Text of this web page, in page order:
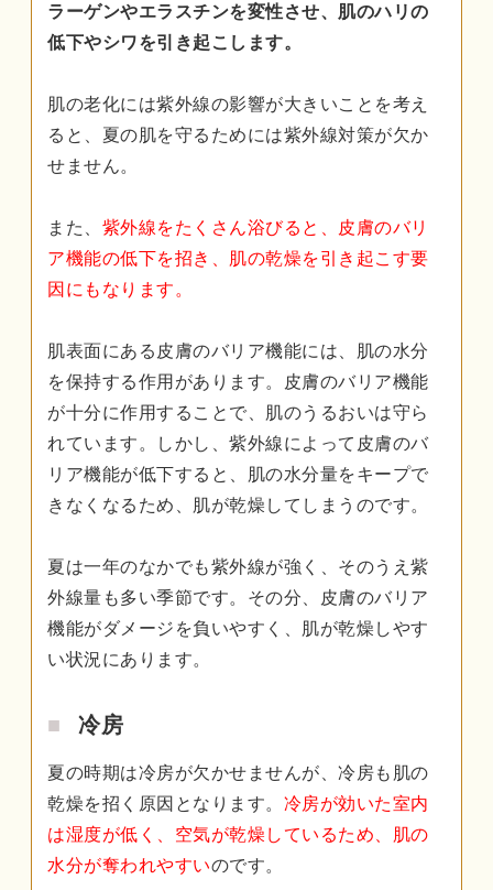
ラーゲンやエラスチンを変性させ、肌のハリの
低下やシワを引き起こします。
肌の老化には紫外線の影響が大きいことを考え
ると、夏の肌を守るためには紫外線対策が欠か
せません。
また、 紫外線をたくさん浴びると、皮膚のバリ
ア機能の低下を招き、肌の乾燥を引き起こす要
因にもなります。
肌表面にある皮膚のバリア機能には、肌の水分
を保持する作用があります。皮膚のバリア機能
が十分に作用することで、肌のうるおいは守ら
れています。しかし、紫外線によって皮膚のバ
リア機能が低下すると、肌の水分量をキープで
きなくなるため、肌が乾燥してしまうのです。
夏は一年のなかでも紫外線が強く、そのうえ紫
外線量も多い季節です。その分、皮膚のバリア
機能がダメージを負いやすく、肌が乾燥しやす
い状況にあります。
冷房
夏の時期は冷房が欠かせませんが、冷房も肌の
乾燥を招く原因となります。 冷房が効いた室内
は湿度が低く、空気が乾燥しているため、肌の
水分が奪われやすいのです。